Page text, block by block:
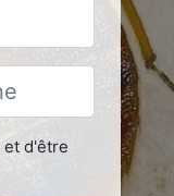
et d'être